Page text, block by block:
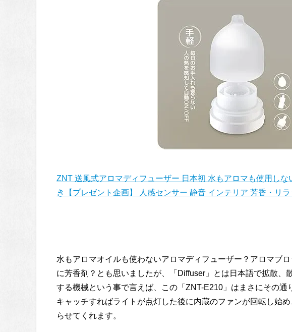
ZNT 送風式アロマディフューザー 日本初 水もアロマも使用し
き【プレゼント企画】 人感センサー 静音 インテリア 芳香・リ
水もアロマオイルも使わないアロマディフューザー？アロマブ
に芳香剤？とも思いましたが、「Diffuser」とは日本語で拡散、
する機械という事で言えば、この「ZNT-E210」はまさにその通
キャッチすればライトが点灯した後に内蔵のファンが回転し始
らせてくれます。